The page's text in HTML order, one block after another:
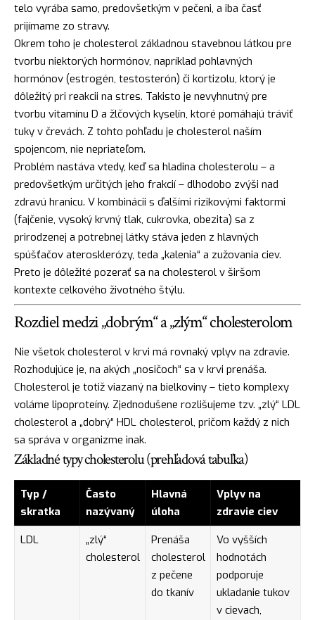
telo vyrába samo, predovšetkým v pečeni, a iba časť
prijímame zo stravy.
Okrem toho je cholesterol základnou stavebnou látkou pre
tvorbu niektorých hormónov, napríklad pohlavných
hormónov (estrogén, testosterón) či kortizolu, ktorý je
dôležitý pri reakcii na stres. Takisto je nevyhnutný pre
tvorbu vitamínu D a žlčových kyselín, ktoré pomáhajú tráviť
tuky v črevách. Z tohto pohľadu je cholesterol naším
spojencom, nie nepriateľom.
Problém nastáva vtedy, keď sa hladina cholesterolu – a
predovšetkým určitých jeho frakcií – dlhodobo zvýši nad
zdravú hranicu. V kombinácii s ďalšími rizikovými faktormi
(fajčenie, vysoký krvný tlak, cukrovka, obezita) sa z
prirodzenej a potrebnej látky stáva jeden z hlavných
spúšťačov aterosklerózy, teda „kalenia“ a zužovania ciev.
Preto je dôležité pozerať sa na cholesterol v širšom
kontexte celkového životného štýlu.
Rozdiel medzi „dobrým“ a „zlým“ cholesterolom
Nie všetok cholesterol v krvi má rovnaký vplyv na zdravie.
Rozhodujúce je, na akých „nosičoch“ sa v krvi prenáša.
Cholesterol je totiž viazaný na bielkoviny – tieto komplexy
voláme lipoproteíny. Zjednodušene rozlišujeme tzv. „zlý“ LDL
cholesterol a „dobrý“ HDL cholesterol, pričom každý z nich
sa správa v organizme inak.
Základné typy cholesterolu (prehľadová tabuľka)
Typ /
skratka
Často
nazývaný
Hlavná
úloha
Vplyv na
zdravie ciev
LDL
„zlý“
cholesterol
Prenáša
cholesterol
z pečene
do tkanív
Vo vyšších
hodnotách
podporuje
ukladanie tukov
v cievach,